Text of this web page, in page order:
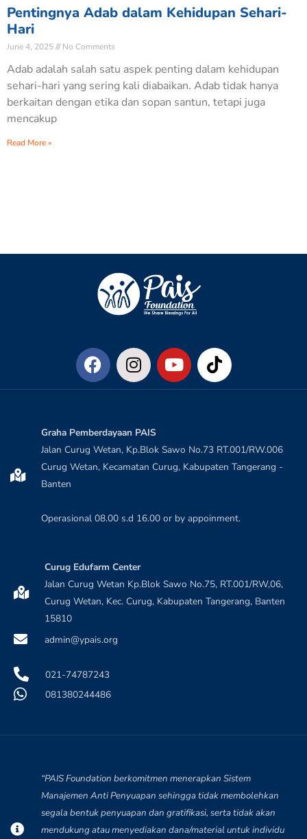
Pentingnya Adab dalam Kehidupan Sehari-
Hari
June 4, 2025 No Comments
Adab adalah salah satu aspek penting dalam kehidupan
sehari-hari yang sering kali diabaikan. Adab tidak hanya
berkaitan dengan etika dan sopan santun, tetapi juga
mencakup
Read More »
Graha Pemberdayaan PAIS
Jalan Curug Wetan, Kp.Blok Sawo No.73 RT.001/RW.006
Curug Wetan, Kecamatan Curug, Kabupaten Tangerang -
Banten
Operasional 08.00 s.d 16.00 or by appoinment.
Curug Edufarm Center
Jalan Curug Wetan Kp.Blok Sawo No.75, RT.001/RW,06,
Curug Wetan, Kec. Curug, Kabupaten Tangerang, Banten
15810
admin@ypais.org
021-74787243
081380244486
“PAIS Foundation berkomitmen menerapkan Sistem
Manajemen Anti Penyuapan sehingga tidak membolehkan
segala bentuk penyuapan dan gratifikasi, serta tidak akan
mendukung atau menyediakan dana/material untuk individu